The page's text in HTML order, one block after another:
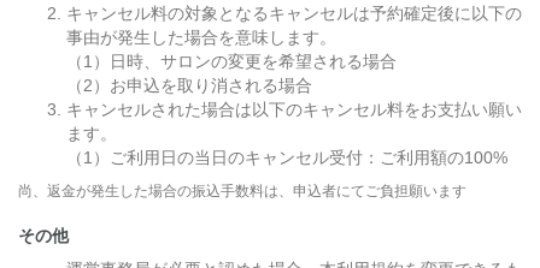
キャンセル料の対象となるキャンセルは予約確定後に以下の
事由が発生した場合を意味します。
（1）日時、サロンの変更を希望される場合
（2）お申込を取り消される場合
キャンセルされた場合は以下のキャンセル料をお支払い願い
ます。
（1）ご利用日の当日のキャンセル受付：ご利用額の100%
尚、返金が発生した場合の振込手数料は、申込者にてご負担願います
その他